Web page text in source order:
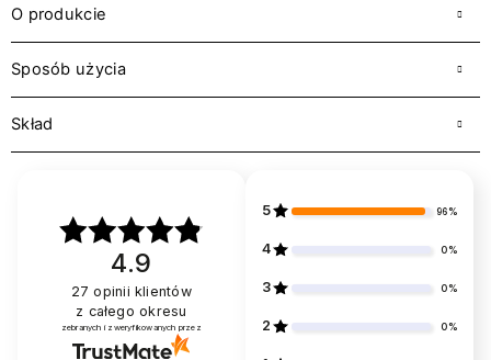
O produkcie
Sposób użycia
Skład
4.9
27 opinii klientów
z całego okresu
zebranych i zweryfikowanych przez
5 96%
4 0%
3 0%
2 0%